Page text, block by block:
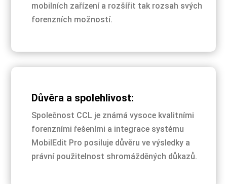
mobilních zařízení a rozšířit tak rozsah svých
forenzních možností.
Důvěra a spolehlivost:
Společnost CCL je známá vysoce kvalitními
forenzními řešeními a integrace systému
MobilEdit Pro posiluje důvěru ve výsledky a
právní použitelnost shromážděných důkazů.